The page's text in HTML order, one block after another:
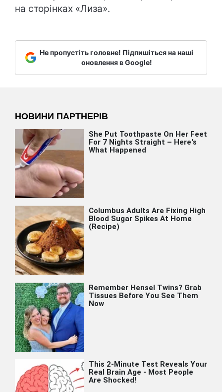
на сторінках «Лиза».
Не пропустіть головне! Підпишіться на наші
оновлення в Google!